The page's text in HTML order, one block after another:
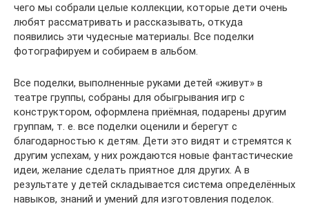
чего мы собрали целые коллекции, которые дети очень
любят рассматривать и рассказывать, откуда
появились эти чудесные материалы. Все поделки
фотографируем и собираем в альбом.
Все поделки, выполненные руками детей «живут» в
театре группы, собраны для обыгрывания игр с
конструктором, оформлена приёмная, подарены другим
группам, т. е. все поделки оценили и берегут с
благодарностью к детям. Дети это видят и стремятся к
другим успехам, у них рождаются новые фантастические
идеи, желание сделать приятное для других. А в
результате у детей складывается система определённых
навыков, знаний и умений для изготовления поделок.